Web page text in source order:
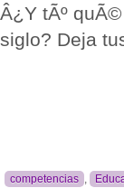
Â¿Y tÃº
siglo? Deja
competencias ,